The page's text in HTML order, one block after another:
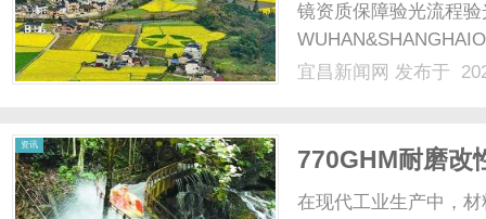
镜资质保障验光流程
配镜的写字楼眼镜店
宜昌新闻网 发布于
资讯
770GHM耐磨改
在现代工业生产中，